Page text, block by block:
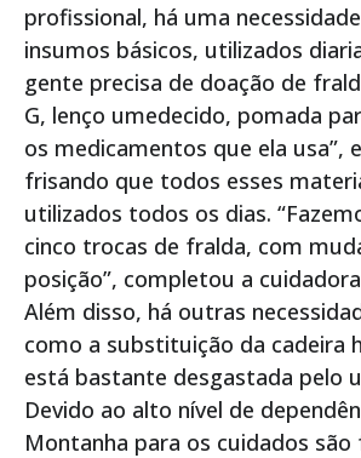
profissional, há uma
insumos básicos, utilizados
gente precisa de doação de
G, lenço umedecido, pomada
os medicamentos que ela usa”,
frisando que todos esses
utilizados todos os dias.
cinco trocas de fralda, com
posição”, completou a
Além disso, há outras
como a substituição da cadeira
está bastante desgastada pelo
Devido ao alto nível de
Montanha para os cuidados